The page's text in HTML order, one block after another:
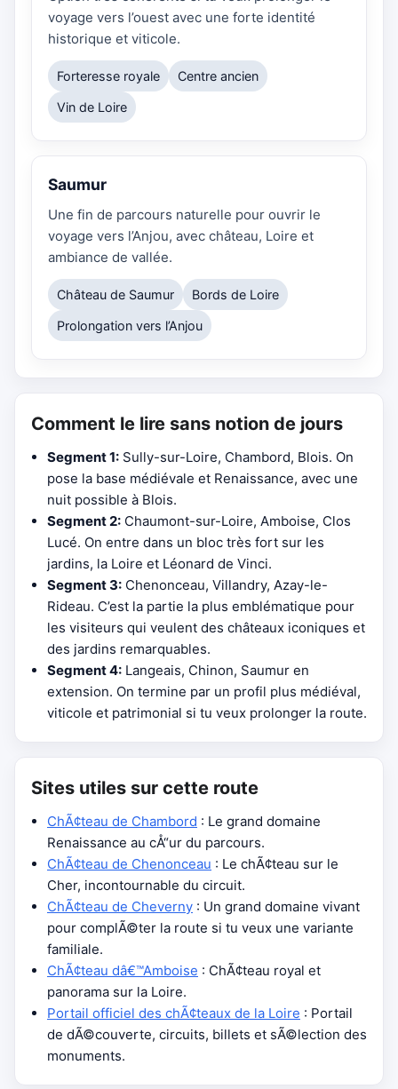
voyage vers l’ouest avec une forte identité
historique et viticole.
Forteresse royale Centre ancien
Vin de Loire
Saumur
Une fin de parcours naturelle pour ouvrir le
voyage vers l’Anjou, avec château, Loire et
ambiance de vallée.
Château de Saumur Bords de Loire
Prolongation vers l’Anjou
Comment le lire sans notion de jours
Segment 1: Sully-sur-Loire, Chambord, Blois. On
pose la base médiévale et Renaissance, avec une
nuit possible à Blois.
Segment 2: Chaumont-sur-Loire, Amboise, Clos
Lucé. On entre dans un bloc très fort sur les
jardins, la Loire et Léonard de Vinci.
Segment 3: Chenonceau, Villandry, Azay-le-
Rideau. C’est la partie la plus emblématique pour
les visiteurs qui veulent des châteaux iconiques et
des jardins remarquables.
Segment 4: Langeais, Chinon, Saumur en
extension. On termine par un profil plus médiéval,
viticole et patrimonial si tu veux prolonger la route.
Sites utiles sur cette route
ChÃ¢teau de Chambord : Le grand domaine
Renaissance au cÅ“ur du parcours.
ChÃ¢teau de Chenonceau : Le chÃ¢teau sur le
Cher, incontournable du circuit.
ChÃ¢teau de Cheverny : Un grand domaine vivant
pour complÃ©ter la route si tu veux une variante
familiale.
ChÃ¢teau dâ€™Amboise : ChÃ¢teau royal et
panorama sur la Loire.
Portail officiel des chÃ¢teaux de la Loire : Portail
de dÃ©couverte, circuits, billets et sÃ©lection des
monuments.